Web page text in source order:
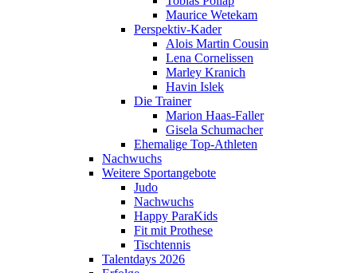
Maurice Wetekam
Perspektiv-Kader
Alois Martin Cousin
Lena Cornelissen
Marley Kranich
Havin Islek
Die Trainer
Marion Haas-Faller
Gisela Schumacher
Ehemalige Top-Athleten
Nachwuchs
Weitere Sportangebote
Judo
Nachwuchs
Happy ParaKids
Fit mit Prothese
Tischtennis
Talentdays 2026